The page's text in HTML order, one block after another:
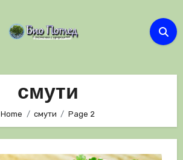
смути
Home смути Page 2